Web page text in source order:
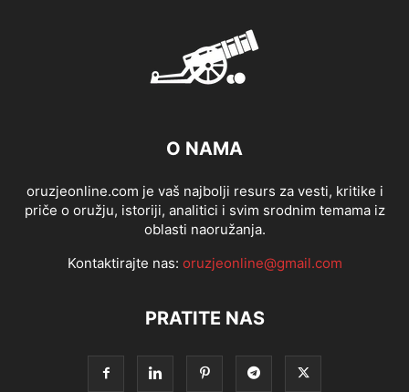
O NAMA
oruzjeonline.com je vaš najbolji resurs za vesti, kritike i
priče o oružju, istoriji, analitici i svim srodnim temama iz
oblasti naoružanja.
Kontaktirajte nas: oruzjeonline@gmail.com
PRATITE NAS